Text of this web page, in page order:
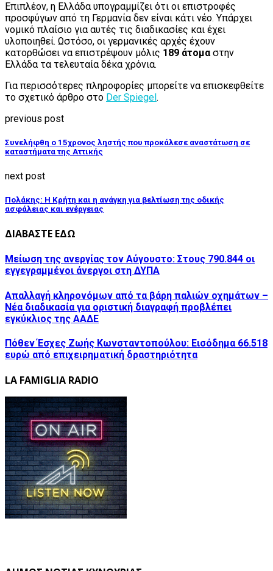
Επιπλέον, η Ελλάδα υπογραμμίζει ότι οι επιστροφές
προσφύγων από τη Γερμανία δεν είναι κάτι νέο. Υπάρχει
νομικό πλαίσιο για αυτές τις διαδικασίες και έχει
υλοποιηθεί. Ωστόσο, οι γερμανικές αρχές έχουν
κατορθώσει να επιστρέψουν μόλις 189 άτομαστην
Ελλάδα τα τελευταία δέκα χρόνια.
Για περισσότερες πληροφορίες μπορείτε να επισκεφθείτε
το σχετικό άρθρο στο Der Spiegel .
previous post
Συνελήφθη ο 15χρονος ληστής που προκάλεσε αναστάτωση σε
καταστήματα της Αττικής
next post
Πολάκης: Η Κρήτη και η ανάγκη για βελτίωση της οδικής
ασφάλειας και ενέργειας
ΔΙΑΒΑΣΤΕ ΕΔΩ
Μείωση της ανεργίας τον Αύγουστο: Στους 790.844 οι
εγγεγραμμένοι άνεργοι στη ΔΥΠΑ
Απαλλαγή κληρονόμων από τα βάρη παλιών οχημάτων –
Νέα διαδικασία για οριστική διαγραφή προβλέπει
εγκύκλιος της ΑΑΔΕ
Πόθεν Έσχες Ζωής Κωνσταντοπούλου: Εισόδημα 66.518
ευρώ από επιχειρηματική δραστηριότητα
LA FAMIGLIA RADIO